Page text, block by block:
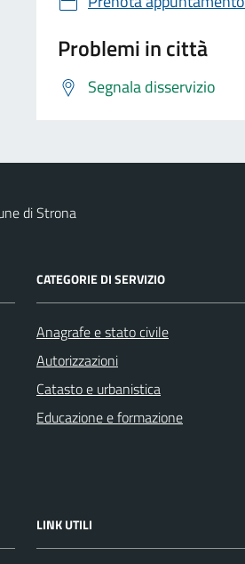
Problemi in città
Segnala disservizio
di Strona
CATEGORIE DI SERVIZIO
Anagrafe e stato civile
Autorizzazioni
Catasto e urbanistica
Educazione e formazione
LINK UTILI